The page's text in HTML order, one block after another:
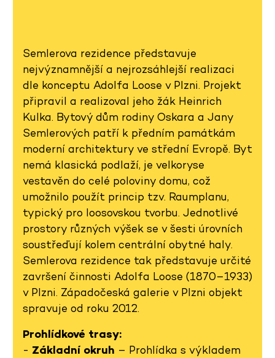
Semlerova rezidence představuje
nejvýznamnější a nejrozsáhlejší realizaci
dle konceptu Adolfa Loose v Plzni. Projekt
připravil a realizoval jeho žák Heinrich
Kulka. Bytový dům rodiny Oskara a Jany
Semlerových patří k předním památkám
moderní architektury ve střední Evropě. Byt
nemá klasická podlaží, je velkoryse
vestavěn do celé poloviny domu, což
umožnilo použít princip tzv. Raumplanu,
typický pro loosovskou tvorbu. Jednotlivé
prostory různých výšek se v šesti úrovních
soustřeďují kolem centrální obytné haly.
Semlerova rezidence tak představuje určité
završení činnosti Adolfa Loose (1870–1933)
v Plzni. Západočeská galerie v Plzni objekt
spravuje od roku 2012.
Prohlídkové trasy:
- Základní okruh – Prohlídka s výkladem